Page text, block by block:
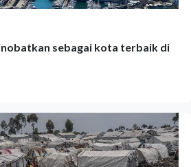
sebagai kota terbaik di